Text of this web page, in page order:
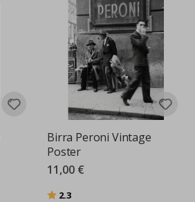
Birra Peroni Vintage
Poster
11,00 €
Bewertung:
2.3